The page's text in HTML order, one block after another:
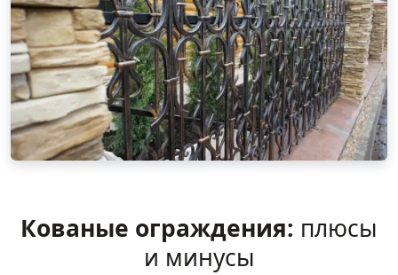
Кованые ограждения: плюсы
и минусы